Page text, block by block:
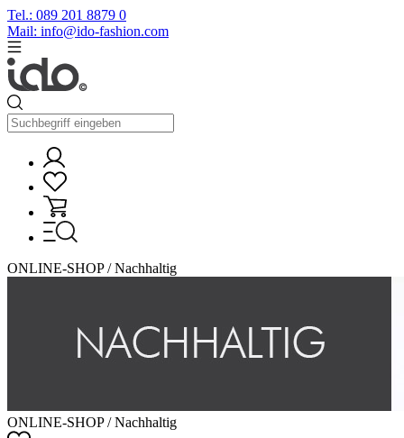
Tel.: 089 201 8879 0
Mail: info@ido-fashion.com
ONLINE-SHOP / Nachhaltig
ONLINE-SHOP / Nachhaltig